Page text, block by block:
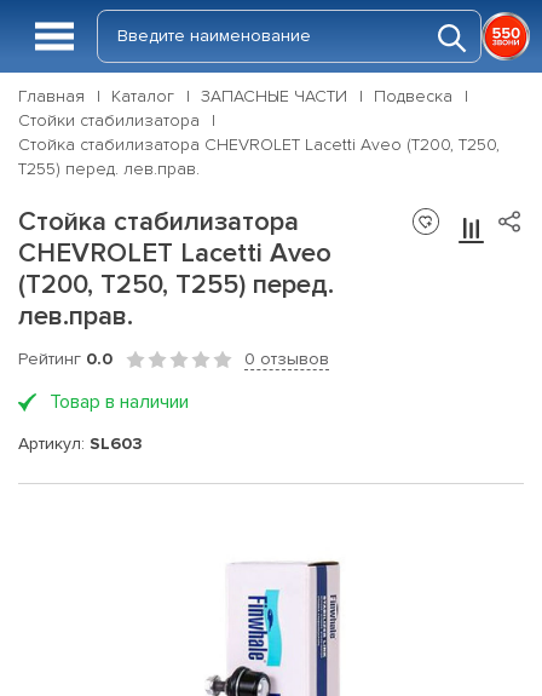
Главная Каталог ЗАПАСНЫЕ ЧАСТИ
Подвеска
Стойки стабилизатора
Стойка стабилизатора CHEVROLET Lacetti Aveo (T200, T250,
T255) перед. лев.прав.
Стойка стабилизатора
CHEVROLET Lacetti Aveo
(T200, T250, T255) перед.
лев.прав.
Рейтинг 0.0 0 отзывов
Товар в наличии
Артикул: SL603